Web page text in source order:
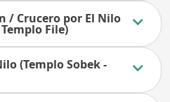
/ Crucero por El Nilo
File)
(Templo Sobek -